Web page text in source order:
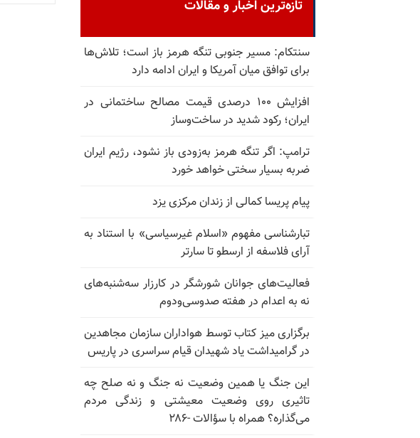
تازه‌ترین اخبار و مقالات
سنتکام: مسیر جنوبی تنگه هرمز باز است؛ تلاش‌ها
برای توافق میان آمریکا و ایران ادامه دارد
افزایش ۱۰۰ درصدی قیمت مصالح ساختمانی در
ایران؛ رکود شدید در ساخت‌وساز
ترامپ: اگر تنگه هرمز به‌زودی باز نشود، رژیم ایران
ضربه بسیار سختی خواهد خورد
پیام پریسا کمالی از زندان مرکزی یزد
تبارشناسی مفهوم «اسلام غیرسیاسی» با استناد به
آرای فلاسفه از ارسطو تا سارتر
فعالیت‌های جوانان شورشگر در کارزار سه‌شنبه‌های
نه به اعدام در هفته صدوسی‌و‌دوم
برگزاری میز کتاب توسط هواداران سازمان مجاهدین
در گرامیداشت یاد شهیدان قیام سراسری در پاریس
این جنگ یا همین وضعیت نه جنگ و نه صلح چه
تاثیری روی وضعیت معیشتی و زندگی مردم
می‌گذاره؟ همراه با سؤالات -۲۸۶